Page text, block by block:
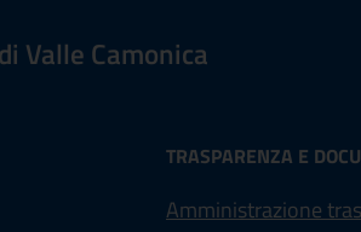
Valle Camonica
TRASPARENZA E
Amministrazione